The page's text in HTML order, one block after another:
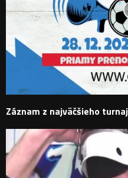
Záznam z najväčšieho